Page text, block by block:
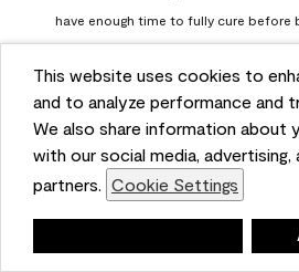
This website uses cookies to
and to analyze performance and
We also share information about
with our social media, advertising,
partners. Cookie Settings
have enough time to fully cure before
high humidity. To learn more, feel free
https://www.benjaminmoore.com/
paints-stains/product-catalog/abs/
paint
Benjamin Moore Support
a month ago